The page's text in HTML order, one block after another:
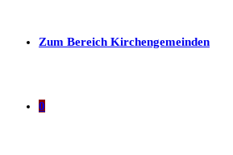
Zum Bereich Kirchengemeinden
0